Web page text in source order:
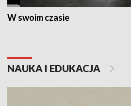
W swoim czasie
NAUKA I EDUKACJA